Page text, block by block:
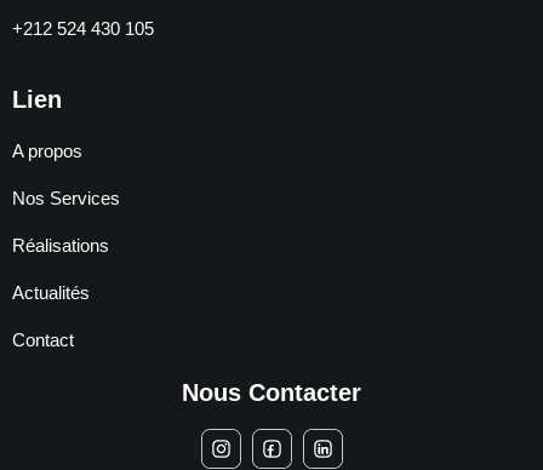
+212 524 430 105
Lien
A propos
Nos Services
Réalisations
Actualités
Contact
Nous Contacter